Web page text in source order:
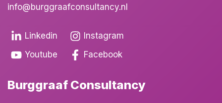
info@burggraafconsultancy.nl
Linkedin
Instagram
Youtube
Facebook
Burggraaf Consultancy